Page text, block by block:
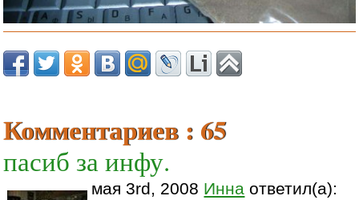
Комментариев : 65
пасиб за инфу.
мая 3rd, 2008 Инна ответил(а):